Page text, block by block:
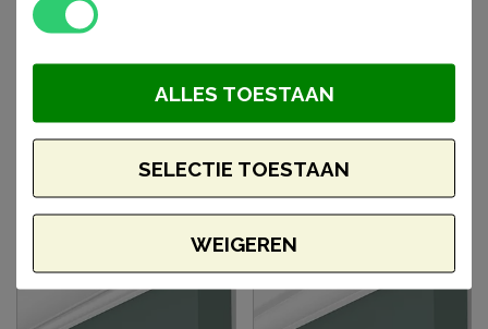
Gerelateerde
artikelen
WEIGEREN
SELECTIE TOESTAAN
ALLES TOESTAAN